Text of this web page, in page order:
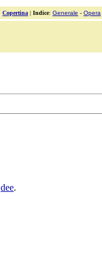
Copertina | Indice: Generale - Opera
dee.